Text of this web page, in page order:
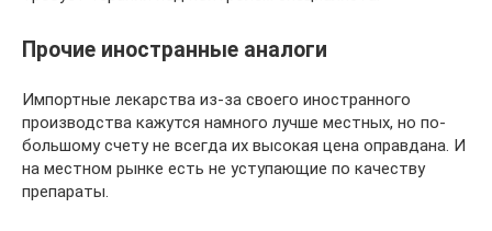
Прочие иностранные аналоги
Импортные лекарства из-за своего иностранного
производства кажутся намного лучше местных, но по-
большому счету не всегда их высокая цена оправдана. И
на местном рынке есть не уступающие по качеству
препараты.